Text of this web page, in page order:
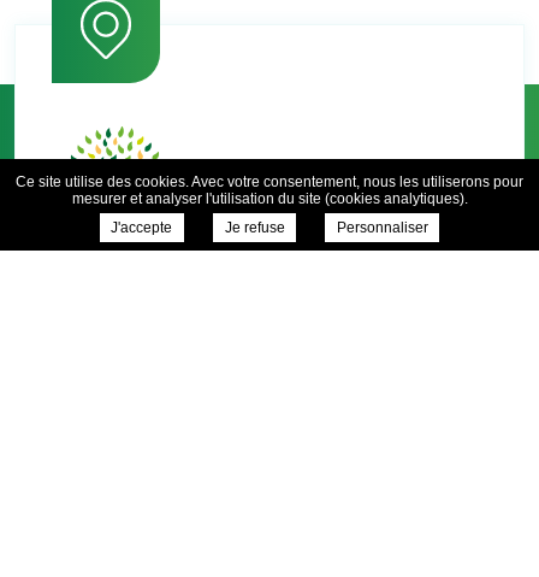
Ce site utilise des cookies. Avec votre consentement, nous les utiliserons pour
mesurer et analyser l'utilisation du site (cookies analytiques).
J'accepte
Je refuse Personnaliser